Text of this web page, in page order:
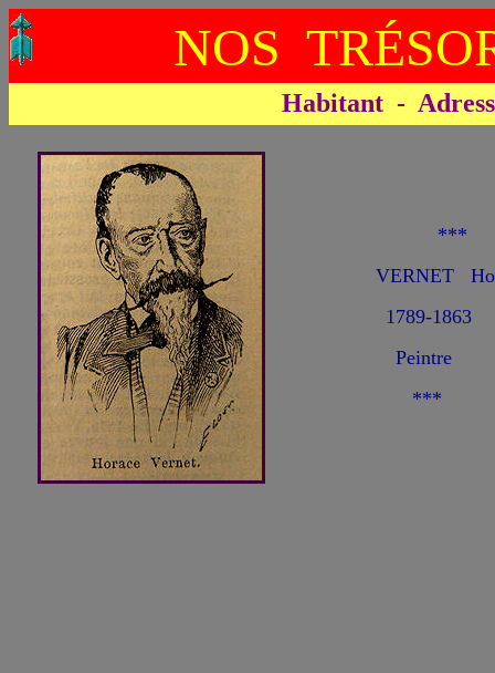
NOS
Habitant -
VERNET
1789-1863
Peintre
***